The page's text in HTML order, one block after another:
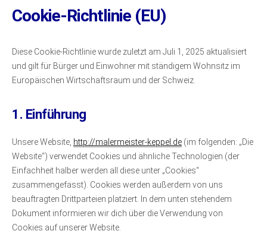
Cookie-Richtlinie (EU)
Diese Cookie-Richtlinie wurde zuletzt am Juli 1, 2025 aktualisiert
und gilt für Bürger und Einwohner mit ständigem Wohnsitz im
Europäischen Wirtschaftsraum und der Schweiz.
1. Einführung
Unsere Website, http://malermeister-keppel.de (im folgenden: „Die
Website“) verwendet Cookies und ähnliche Technologien (der
Einfachheit halber werden all diese unter „Cookies“
zusammengefasst). Cookies werden außerdem von uns
beauftragten Drittparteien platziert. In dem unten stehendem
Dokument informieren wir dich über die Verwendung von
Cookies auf unserer Website.